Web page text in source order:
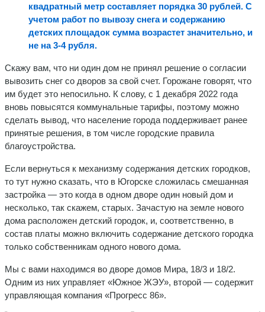
квадратный метр составляет порядка 30 рублей. С
учетом работ по вывозу снега и содержанию
детских площадок сумма возрастет значительно, и
не на 3-4 рубля.
Скажу вам, что ни один дом не принял решение о согласии
вывозить снег со дворов за свой счет. Горожане говорят, что
им будет это непосильно. К слову, с 1 декабря 2022 года
вновь повысятся коммунальные тарифы, поэтому можно
сделать вывод, что население города поддерживает ранее
принятые решения, в том числе городские правила
благоустройства.
Если вернуться к механизму содержания детских городков,
то тут нужно сказать, что в Югорске сложилась смешанная
застройка — это когда в одном дворе один новый дом и
несколько, так скажем, старых. Зачастую на земле нового
дома расположен детский городок, и, соответственно, в
состав платы можно включить содержание детского городка
только собственникам одного нового дома.
Мы с вами находимся во дворе домов Мира, 18/3 и 18/2.
Одним из них управляет «Южное ЖЭУ», второй — содержит
управляющая компания «Прогресс 86».